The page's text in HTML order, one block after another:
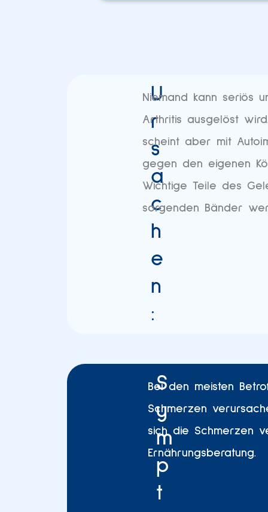
U
r
s
a
c
h
e
n
:
Niemand kann seriös
Arthritis ausgelöst
scheint aber mit
gegen den eigenen
Wichtige Teile des
sorgenden Bänder
S
y
m
p
t
Bei den meisten
Schmerzen
sich die Schmerzen
Ernährungsberatung.